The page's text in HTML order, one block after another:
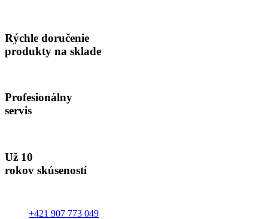
Rýchle doručenie
produkty na sklade
Profesionálny
servis
Už 10
rokov skúseností
+421 907 773 049